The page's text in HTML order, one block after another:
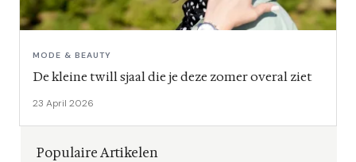
MODE & BEAUTY
De kleine twill sjaal die je deze zomer overal ziet
23 April 2026
Populaire Artikelen